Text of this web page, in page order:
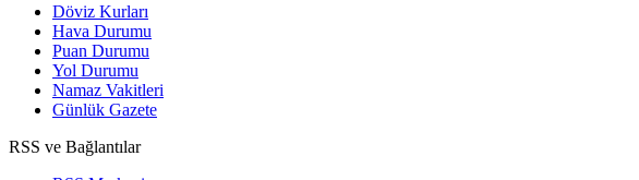
Döviz Kurları
Hava Durumu
Puan Durumu
Yol Durumu
Namaz Vakitleri
Günlük Gazete
RSS ve Bağlantılar